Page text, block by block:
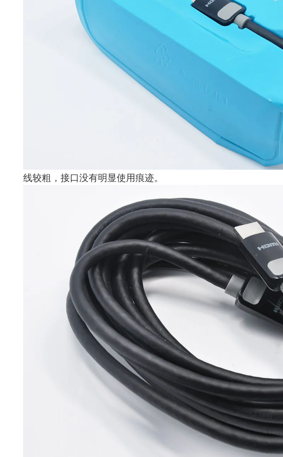
线较粗，接口没有明显使用痕迹。